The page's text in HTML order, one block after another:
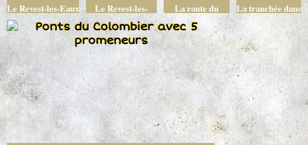
Le Revest-les-Eaux
: Le rocher de la
tête de Turc
Le Revest-les-
Eaux :Le rocher
de la tête de Turc
(sur la route du
Colombier)
La route du
Revest au pied de
la Tête de Turc
La tranchée dans
le nouveau
chemin vicinal
N°2 - 31 juillet
1912